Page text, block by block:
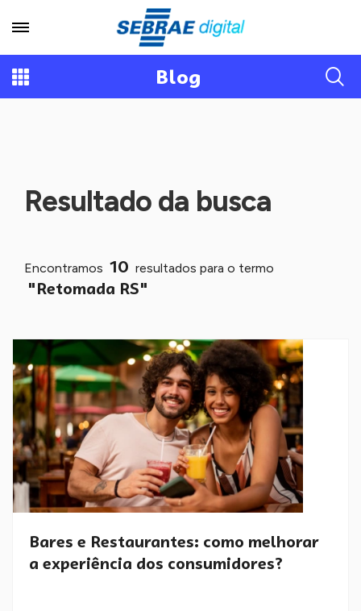
Blog
Resultado da busca
Encontramos 10 resultados para o termo
"Retomada RS"
Bares e Restaurantes: como melhorar
a experiência dos consumidores?